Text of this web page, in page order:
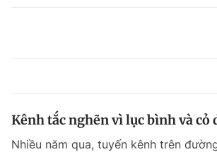
Kênh tắc nghẽn vì lục bình và cỏ
Nhiều năm qua, tuyến kênh trên